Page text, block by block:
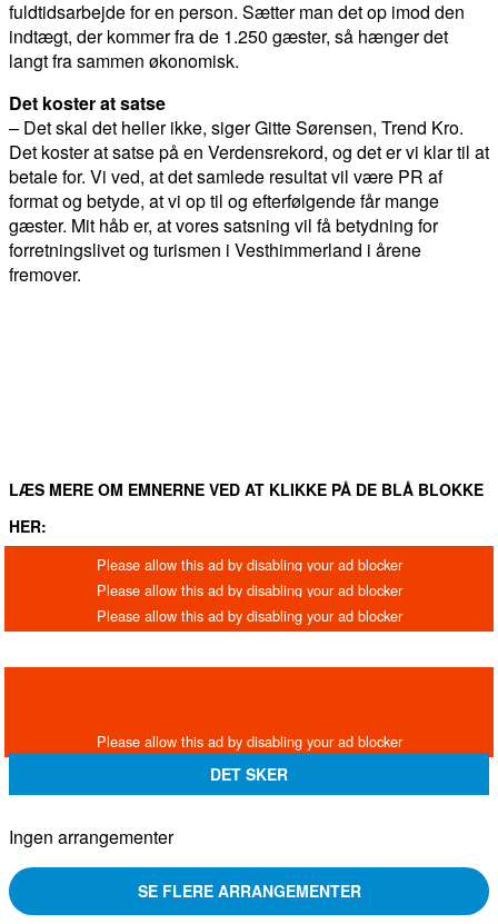
fuldtidsarbejde for en person. Sætter man det op imod den
indtægt, der kommer fra de 1.250 gæster, så hænger det
langt fra sammen økonomisk.
Det koster at satse
– Det skal det heller ikke, siger Gitte Sørensen, Trend Kro.
Det koster at satse på en Verdensrekord, og det er vi klar til at
betale for. Vi ved, at det samlede resultat vil være PR af
format og betyde, at vi op til og efterfølgende får mange
gæster. Mit håb er, at vores satsning vil få betydning for
forretningslivet og turismen i Vesthimmerland i årene
fremover.
LÆS MERE OM EMNERNE VED AT KLIKKE PÅ DE BLÅ BLOKKE
HER:
DET SKER
Ingen arrangementer
SE FLERE ARRANGEMENTER